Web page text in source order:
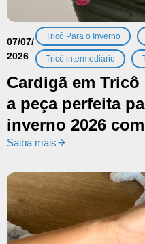
07/07/
2026
Tricô Para o Inverno ,
Tricô intermediário ,
Cardigã em
a peça perfeita
inverno 2026
Saiba mais